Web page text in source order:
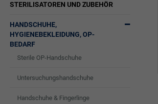
STERILISATOREN UND ZUBEHÖR
HANDSCHUHE,
HYGIENEBEKLEIDUNG, OP-
BEDARF
Sterile OP-Handschuhe
Untersuchungshandschuhe
Handschuhe & Fingerlinge